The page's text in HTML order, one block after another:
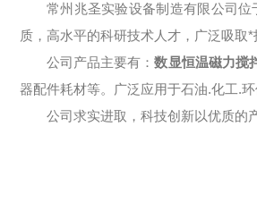
常州兆圣实验设备制造有限公司
质，高水平的科研技术人才，广泛吸取*
公司产品主要有：数显恒温磁力搅
器配件耗材等。广泛应用于石油.化工.
公司求实进取，科技创新以优质的